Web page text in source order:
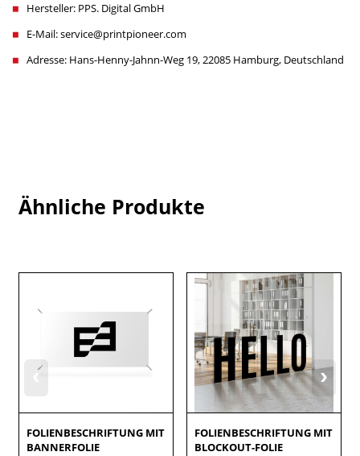
Hersteller: PPS. Digital GmbH
E-Mail: service@printpioneer.com
Adresse: Hans-Henny-Jahnn-Weg 19, 22085 Hamburg, Deutschland
Ähnliche Produkte
‹ ›
FOLIENBESCHRIFTUNG MIT
BANNERFOLIE
FOLIENBESCHRIFTUNG MIT
BLOCKOUT-FOLIE